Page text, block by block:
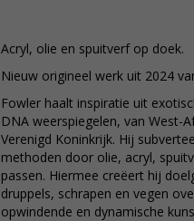
Acryl, olie en spuitverf op doek.
Nieuw origineel werk uit 2024
Fowler haalt inspiratie uit
DNA weerspiegelen, van West-
Verenigd Koninkrijk. Hij
methoden door olie, acryl,
passen. Hiermee creëert hij
druppels, schrapen en vegen
opwindende en dynamische